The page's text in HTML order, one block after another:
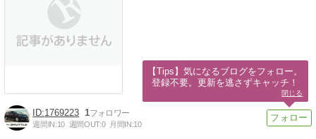
1769223 1
週間IN:10 週間OUT:0 月間IN:10
【Tips】気になるブログをフォロー。
登録不要。更新を逃さずキャッチ！
閉じる